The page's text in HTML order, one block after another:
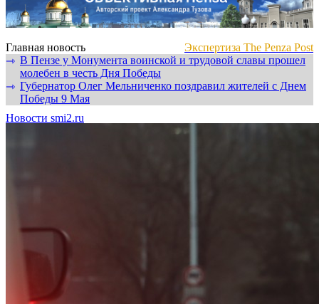
Главная новость
Экспертиза The Penza Post
⇾ В Пензе у Монумента воинской и трудовой славы прошел
молебен в честь Дня Победы
⇾ Губернатор Олег Мельниченко поздравил жителей с Днем
Победы 9 Мая
Новости smi2.ru